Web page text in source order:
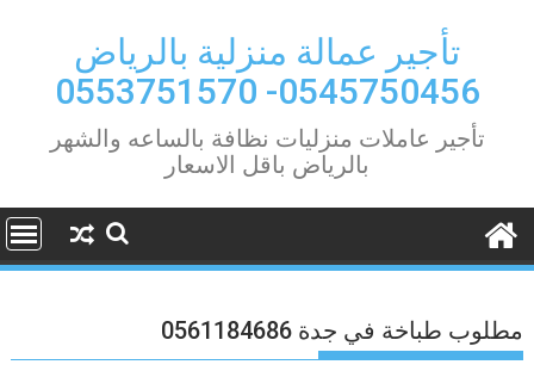
تأجير عمالة منزلية بالرياض
0545750456- 0553751570
تأجير عاملات منزليات نظافة بالساعه والشهر
بالرياض باقل الاسعار
مطلوب طباخة في جدة 0561184686